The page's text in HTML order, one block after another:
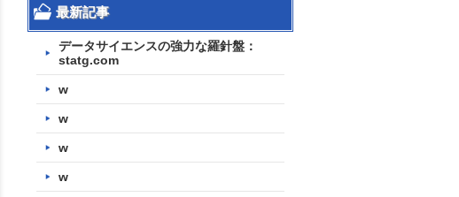
最新記事
データサイエンスの強力な羅針盤：
statg.com
w
w
w
w